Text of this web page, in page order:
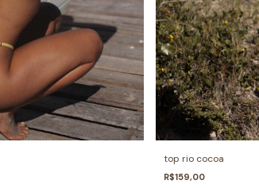
top rio cocoa
R$159,00